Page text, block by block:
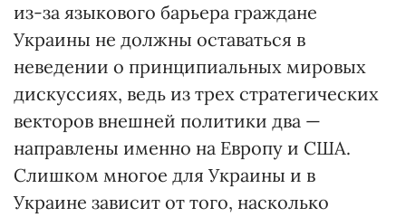
из-за языкового барьера граждане
Украины не должны оставаться в
неведении о принципиальных мировых
дискуссиях, ведь из трех стратегических
векторов внешней политики два —
направлены именно на Европу и США.
Слишком многое для Украины и в
Украине зависит от того, насколько